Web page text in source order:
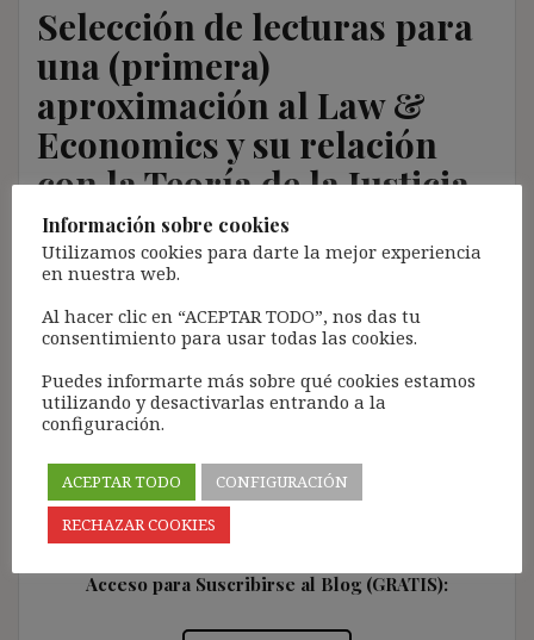
Selección de lecturas para
una (primera)
aproximación al Law &
Economics y su relación
con la Teoría de la Justicia
1 febrero, 2015 ibdehere Open
En esta entrada simplemente pretendo ofrecer una
selección de alguna de las obras más importantes del
Law & Economics (accesibles online y preferentemente
que en el ámbito de la teoría de la justicia esta
disciplina jurídica y, sobre todo, la discusión del valor
de la eficiencia ha suscitado.
Acceso para Suscribirse al Blog (GRATIS):
Información sobre cookies
Utilizamos cookies para darte la mejor experiencia
en nuestra web.
Al hacer clic en “ACEPTAR TODO”, nos das tu
consentimiento para usar todas las cookies.
Puedes informarte más sobre qué cookies estamos
utilizando y desactivarlas entrando a la
configuración.
ACEPTAR TODO
CONFIGURACIÓN
RECHAZAR COOKIES